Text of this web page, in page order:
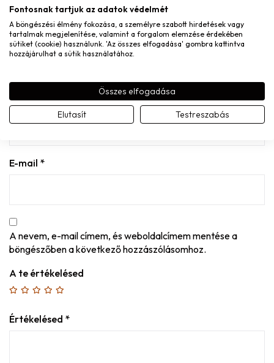
J
Jázmin Payrits– 2025.12.06.
2025.12.06.
Név*
E-mail *
A nevem, e-mail címem, és weboldalcímem mentése a
böngészőben a következő hozzászólásomhoz.
A te értékelésed
Értékelésed *
Fontosnak tartjuk az adatok védelmét
A böngészési élmény fokozása, a személyre szabott hirdetések vagy
tartalmak megjelenítése, valamint a forgalom elemzése érdekében
sütiket (cookie) használunk. 'Az összes elfogadása' gombra kattintva
hozzájárulhat a sütik használatához.
Összes elfogadása
Elutasít Testreszabás